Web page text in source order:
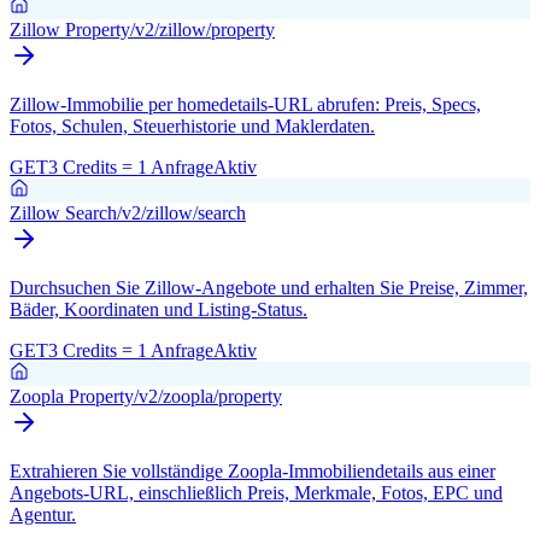
Zillow Property/v2/zillow/property
Zillow-Immobilie per homedetails-URL abrufen: Preis, Specs,
Fotos, Schulen, Steuerhistorie und Maklerdaten.
GET3 Credits = 1 AnfrageAktiv
Zillow Search/v2/zillow/search
Durchsuchen Sie Zillow-Angebote und erhalten Sie Preise, Zimmer,
Bäder, Koordinaten und Listing-Status.
GET3 Credits = 1 AnfrageAktiv
Zoopla Property/v2/zoopla/property
Extrahieren Sie vollständige Zoopla-Immobiliendetails aus einer
Angebots-URL, einschließlich Preis, Merkmale, Fotos, EPC und
Agentur.